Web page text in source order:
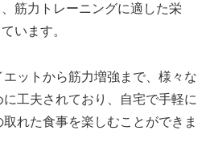
筋力トレーニングに適した栄
います。
ットから筋力増強まで、様々な
工夫されており、自宅で手軽に
れた食事を楽しむことができま